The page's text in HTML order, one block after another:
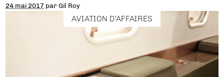
24 mai 2017 parGil Roy
AVIATION D'AFFAIRES